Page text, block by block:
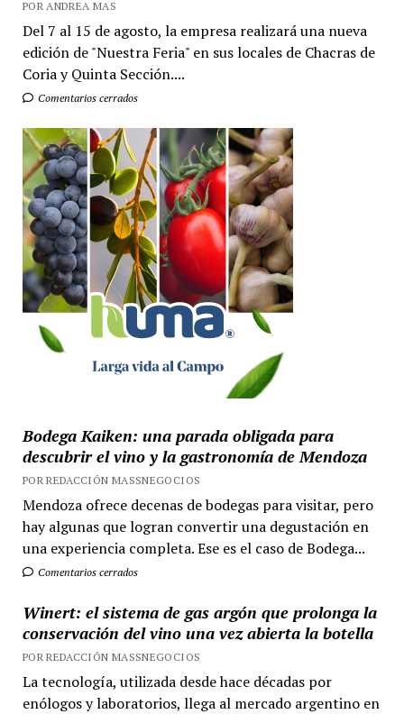
POR ANDREA MAS
Del 7 al 15 de agosto, la empresa realizará una nueva
edición de "Nuestra Feria" en sus locales de Chacras de
Coria y Quinta Sección....
Comentarios cerrados
Bodega Kaiken: una parada obligada para
descubrir el vino y la gastronomía de Mendoza
POR REDACCIÓN MASSNEGOCIOS
Mendoza ofrece decenas de bodegas para visitar, pero
hay algunas que logran convertir una degustación en
una experiencia completa. Ese es el caso de Bodega...
Comentarios cerrados
Winert: el sistema de gas argón que prolonga la
conservación del vino una vez abierta la botella
POR REDACCIÓN MASSNEGOCIOS
La tecnología, utilizada desde hace décadas por
enólogos y laboratorios, llega al mercado argentino en